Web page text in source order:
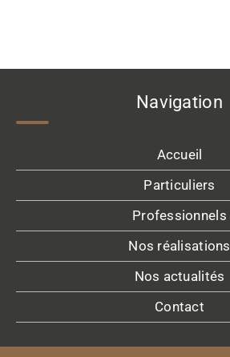
Navigation
Accueil
Particuliers
Professionnels
Nos réalisations
Nos actualités
Contact